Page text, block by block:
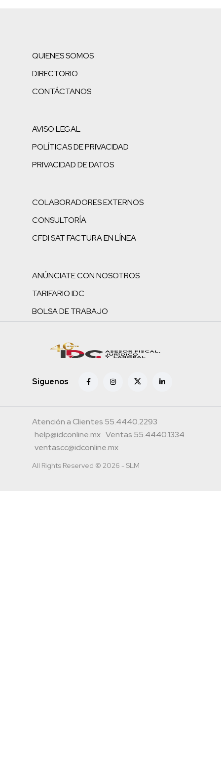
QUIENES SOMOS
DIRECTORIO
CONTÁCTANOS
AVISO LEGAL
POLÍTICAS DE PRIVACIDAD
PRIVACIDAD DE DATOS
COLABORADORES EXTERNOS
CONSULTORÍA
CFDI SAT FACTURA EN LÍNEA
ANÚNCIATE CON NOSOTROS
TARIFARIO IDC
BOLSA DE TRABAJO
Siguenos
Atención a Clientes 55.4440.2293
help@idconline.mx Ventas 55.4440.1334
ventascc@idconline.mx
All Rights Reserved © 2026 - SLM